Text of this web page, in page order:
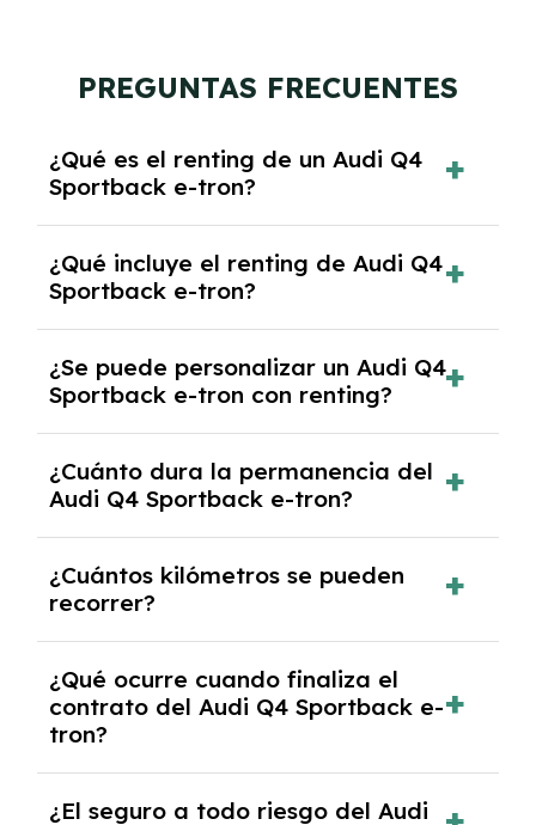
PREGUNTAS FRECUENTES
¿Qué es el renting de un Audi Q4
Sportback e-tron?
un contrato de alquiler a largo plazo en el que
pagas una cuota mensual fija por el uso del
coche durante un periodo determinado,
generalmente entre 2 y 5 años.
¿Qué incluye el renting de Audi Q4
Sportback e-tron?
seguro a todo riesgo, mantenimiento,
reparaciones, impuestos, asistencia en
carretera y gestión de la documentación.
¿Se puede personalizar un Audi Q4
Sportback e-tron con renting?
opciones y equipamiento adicional, siempre y
cuando lo pactes con la empresa de renting.
¿Cuánto dura la permanencia del
Audi Q4 Sportback e-tron?
renting, que normalmente varía entre 2 y 5
años.
¿Cuántos kilómetros se pueden
recorrer?
contrato y puede variar entre 10,000 y
30,000 km anuales. Si excedes ese límite,
puede haber un cargo adicional.
¿Qué ocurre cuando finaliza el
contrato del Audi Q4 Sportback e-
tron?
coche, renovarlo por uno nuevo o, en algunos
¿El seguro a todo riesgo del Audi